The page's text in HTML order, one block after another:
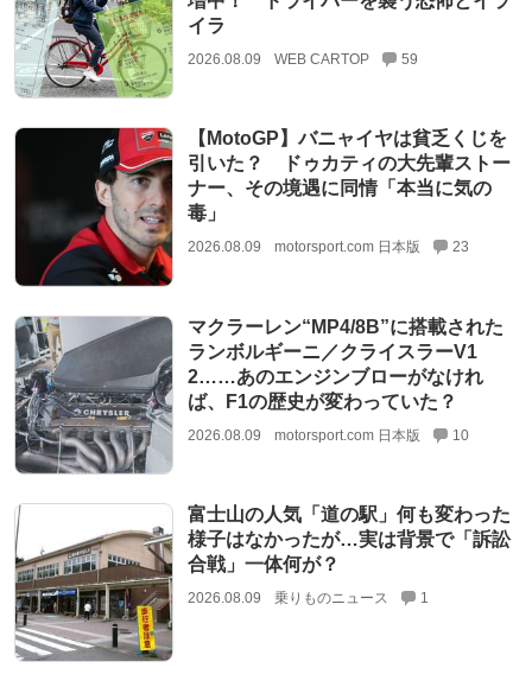
イラ
2026.08.09 WEB CARTOP 59
【MotoGP】バニャイヤは貧乏くじを
引いた？ ドゥカティの大先輩ストー
ナー、その境遇に同情「本当に気の
毒」
2026.08.09 motorsport.com 日本版 23
マクラーレン“MP4/8B”に搭載された
ランボルギーニ／クライスラーV1
2……あのエンジンブローがなけれ
ば、F1の歴史が変わっていた？
2026.08.09 motorsport.com 日本版 10
富士山の人気「道の駅」何も変わった
様子はなかったが…実は背景で「訴訟
合戦」一体何が？
2026.08.09 乗りものニュース 1